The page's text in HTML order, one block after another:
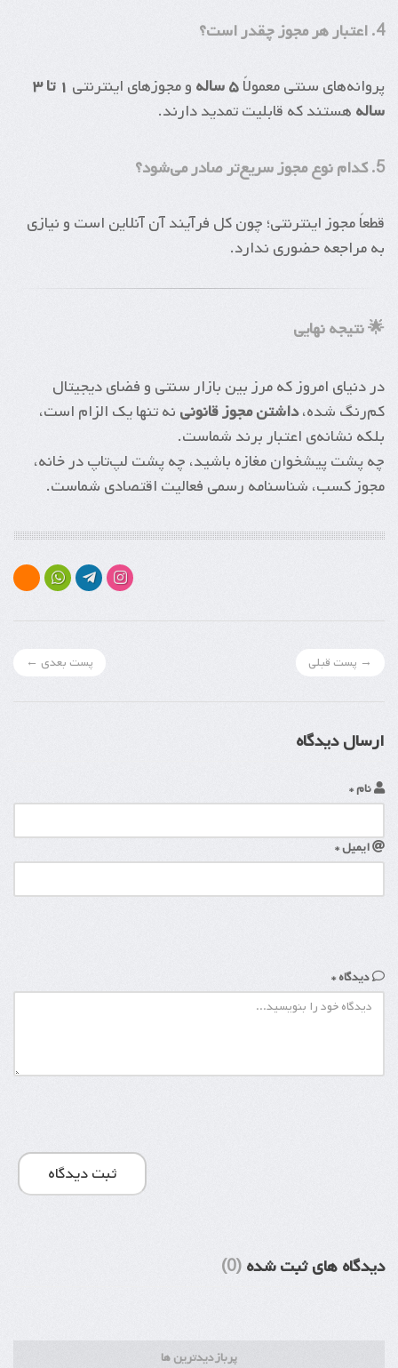
4. اعتبار هر مجوز چقدر است؟
پروانه‌های سنتی معمولاً۵ ساله و مجوزهای اینترنتی
۱ تا ۳
ساله هستند که قابلیت تمدید دارند.
5. کدام نوع مجوز سریع‌تر صادر می‌شود؟
قطعاً مجوز اینترنتی؛ چون کل فرآیند آن آنلاین است و نیازی
به مراجعه حضوری ندارد.
🌟 نتیجه نهایی
در دنیای امروز که مرز بین بازار سنتی و فضای دیجیتال
کم‌رنگ شده،داشتن مجوز قانونی نه تنها یک الزام است،
بلکه نشانه‌ی اعتبار برند شماست.
چه پشت پیشخوان مغازه باشید، چه پشت لپ‌تاپ در خانه،
مجوز کسب، شناسنامه رسمی فعالیت اقتصادی شماست.
→ پست قبلی پست بعدی ←
ارسال دیدگاه
نام *
ایمیل *
دیدگاه *
ثبت دیدگاه
دیدگاه های ثبت شده (0)
پربازدیدترین ها